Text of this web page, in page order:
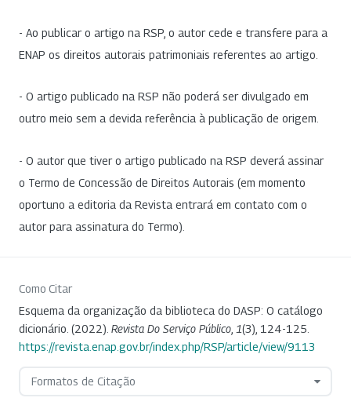
- Ao publicar o artigo na RSP, o autor cede e transfere para a
ENAP os direitos autorais patrimoniais referentes ao artigo.
- O artigo publicado na RSP não poderá ser divulgado em
outro meio sem a devida referência à publicação de origem.
- O autor que tiver o artigo publicado na RSP deverá assinar
o Termo de Concessão de Direitos Autorais (em momento
oportuno a editoria da Revista entrará em contato com o
autor para assinatura do Termo).
Como Citar
Esquema da organização da biblioteca do DASP: O catálogo
dicionário. (2022). Revista Do Serviço Público 1(3), 124-125.
https://revista.enap.gov.br/index.php/RSP/article/view/9113
Formatos de Citação